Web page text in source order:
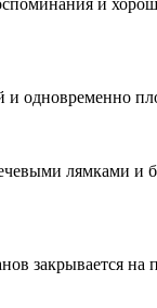
и
и одновременно
лямками и
закрывается на